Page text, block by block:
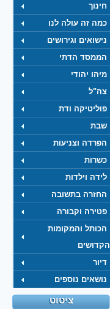
חינוך
כמה זה עולה לנו
נישואים וגירושים
הממסד הדתי
מיהו יהודי
צה"ל
פוליטיקה ודת
שבת
הפרדה וצניעות
כשרות
לידה וילדות
החזרה בתשובה
פטירה וקבורה
הכותל והמקומות
הקדושים
דיור
נושאים נוספים
ציטוט
כשבעל קונה בלעדיות על